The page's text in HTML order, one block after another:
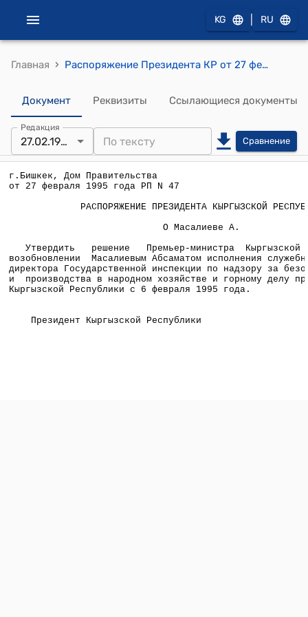
KG RU
Главная › Распоряжение Президента КР от 27 февраля 1995 года РП N 47
Документ Реквизиты Ссылающиеся документы
Редакция
27.02.1995 Сравнение